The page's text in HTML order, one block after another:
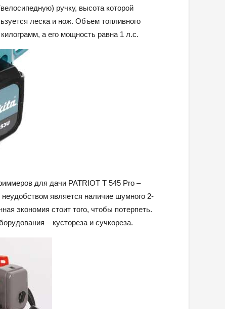
ручку, высота которой
леска и нож. Объем топливного
а его мощность равна 1 л.с.
для дачи PATRIOT T 545 Pro –
является наличие шумного 2-
экономия стоит того, чтобы потерпеть.
– кустореза и сучкореза.